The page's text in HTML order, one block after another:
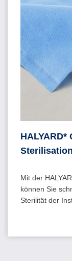
HALYARD*
Mit der
können Sie
Sterilität der